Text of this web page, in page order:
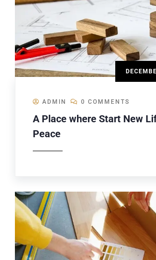
ADMIN 0 COMMENTS
A Place where Start New
Peace